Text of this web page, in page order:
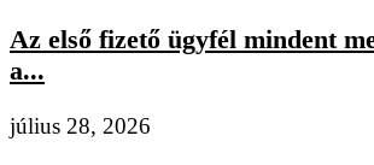
Az első fizető ügyfél mindent
a...
július 28, 2026